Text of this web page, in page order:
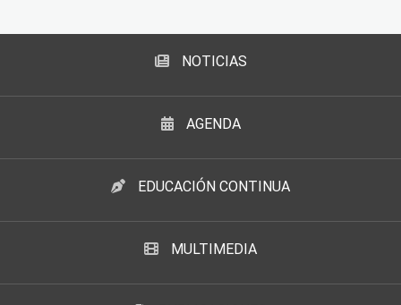
NOTICIAS
AGENDA
EDUCACIÓN CONTINUA
MULTIMEDIA